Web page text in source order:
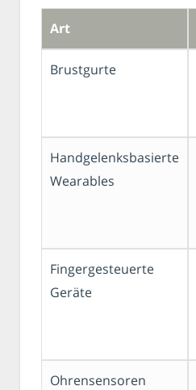
Art
Brustgurte
Handgelenksbasierte
Wearables
Fingergesteuerte
Geräte
Ohrensensoren